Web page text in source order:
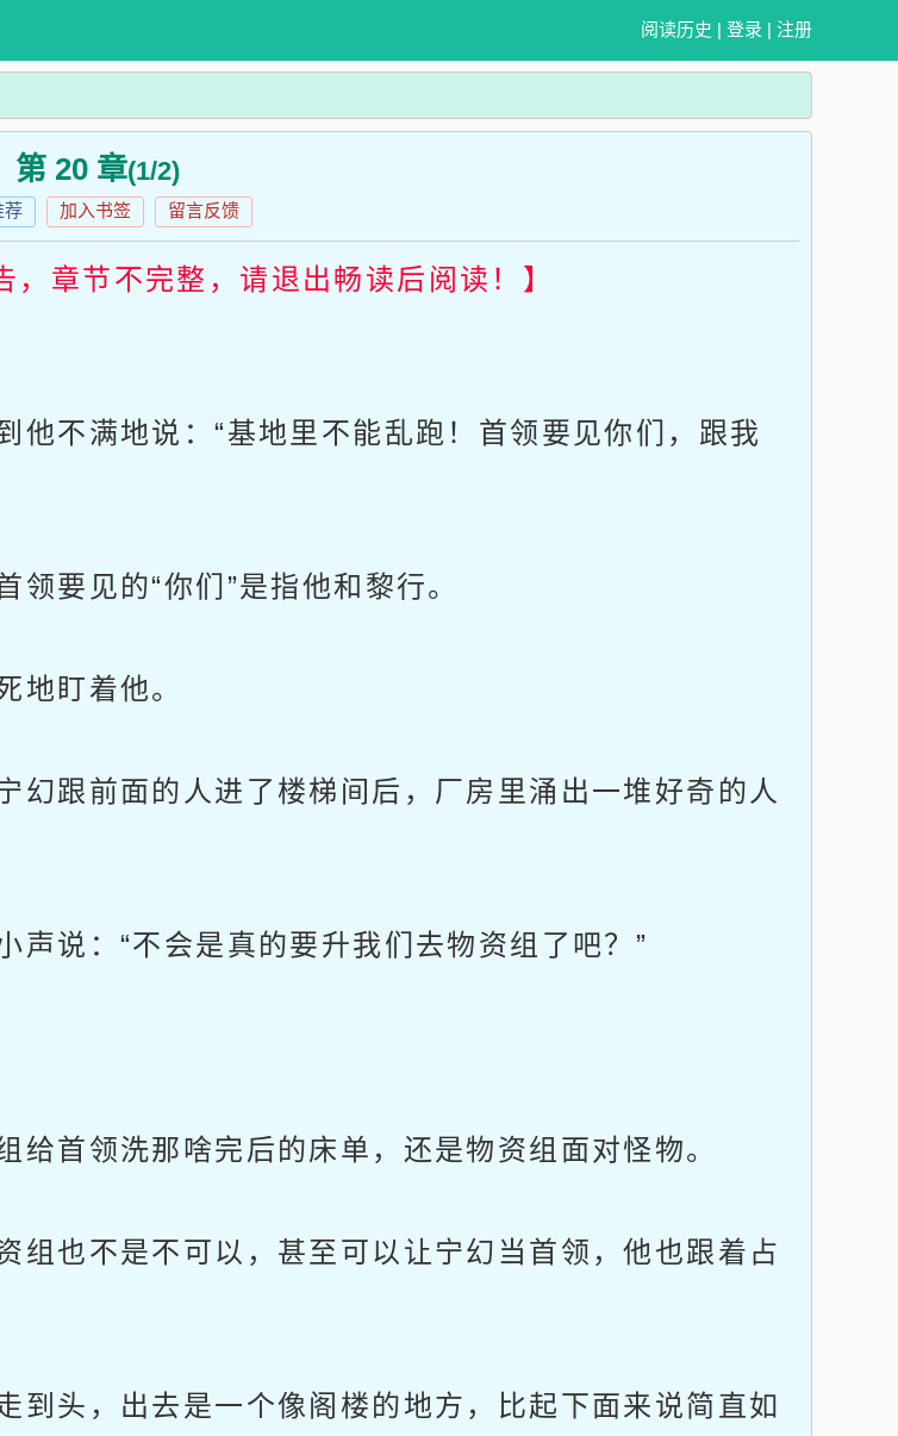
阅读历史 | 登录 | 注册
第 20 章(1/2)
荐 加入书签 留言反馈
，章节不完整，请退出畅读后阅读！】
不满地说：“基地里不能乱跑！首领要见你们，跟我
要见的“你们”是指他和黎行。
盯着他。
跟前面的人进了楼梯间后，厂房里涌出一堆好奇的人
说：“不会是真的要升我们去物资组了吧？”
首领洗那啥完后的床单，还是物资组面对怪物。
也不是不可以，甚至可以让宁幻当首领，他也跟着占
头，出去是一个像阁楼的地方，比起下面来说简直如